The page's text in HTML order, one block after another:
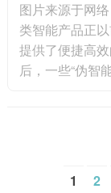
图片来源于网
类智能产品正
提供了便捷高
后，一些“伪智
能扫地机器人
角”。还有一
1 2